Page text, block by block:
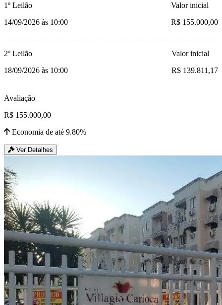
1º Leilão
14/09/2026 às 10:00
Valor inicial
R$ 155.000,00
2º Leilão
18/09/2026 às 10:00
Valor inicial
R$ 139.811,17
Avaliação
R$ 155.000,00
Economia de até 9.80%
Ver Detalhes